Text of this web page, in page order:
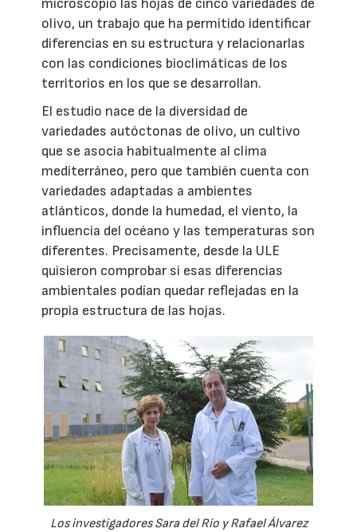
microscopio las hojas de cinco variedades de
olivo, un trabajo que ha permitido identificar
diferencias en su estructura y relacionarlas
con las condiciones bioclimáticas de los
territorios en los que se desarrollan.
El estudio nace de la diversidad de
variedades autóctonas de olivo, un cultivo
que se asocia habitualmente al clima
mediterráneo, pero que también cuenta con
variedades adaptadas a ambientes
atlánticos, donde la humedad, el viento, la
influencia del océano y las temperaturas son
diferentes. Precisamente, desde la ULE
quisieron comprobar si esas diferencias
ambientales podían quedar reflejadas en la
propia estructura de las hojas.
Los investigadores Sara del Río y Rafael Álvarez